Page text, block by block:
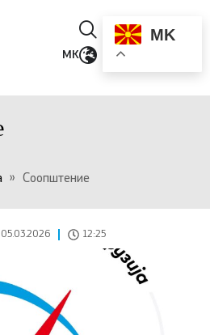
MK
MK
» Соопштение
05.03.2026 12:25